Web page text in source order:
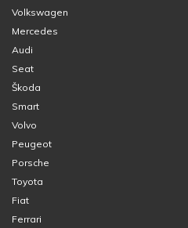
Volkswagen
Mercedes
Audi
Seat
Škoda
Smart
Volvo
Peugeot
Porsche
Toyota
Fiat
Ferrari